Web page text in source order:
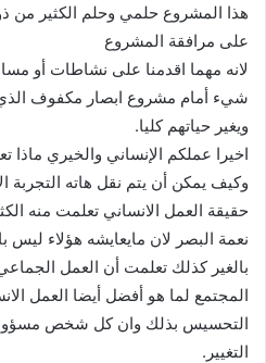
هذا المشروع حلمي وحلم الكثير من
على مرافقة المشروع
لانه مهما اقدمنا على نشاطات أو
شيء أمام مشروع ابصار مكفوف
ويغير حياتهم كليا.
اخيرا عملكم الإنساني والخيري ماذا
وكيف يمكن أن يتم نقل هاته التجربة
حقيقة العمل الانساني تعلمت منه
نعمة البصر لان مايعايشه هؤلاء ليس
بالغير كذلك تعلمت أن العمل
المجتمع لما هو أفضل أيضا العمل
التحسيس بذلك وان كل شخص مسؤول
التغيير.